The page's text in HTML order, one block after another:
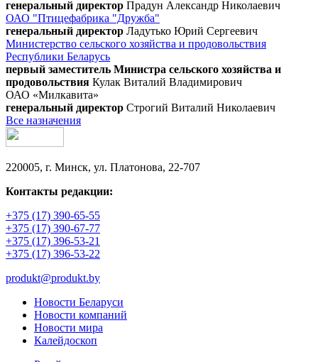
генеральный директор Прадун Александр Николаевич
ОАО "Птицефабрика "Дружба"
генеральный директор Ладутько Юрий Сергеевич
Министерство сельского хозяйства и продовольствия
Республики Беларусь
первый заместитель Министра сельского хозяйства и
продовольствия Кулак Виталий Владимирович
ОАО «Милкавита»
генеральный директор Строгий Виталий Николаевич
Все назначения
220005, г. Минск, ул. Платонова, 22-707
Контакты редакции:
+375 (17) 390-65-55
+375 (17) 390-67-77
+375 (17) 396-53-21
+375 (17) 396-53-22
produkt@produkt.by
Новости Беларуси
Новости компаний
Новости мира
Калейдоскоп